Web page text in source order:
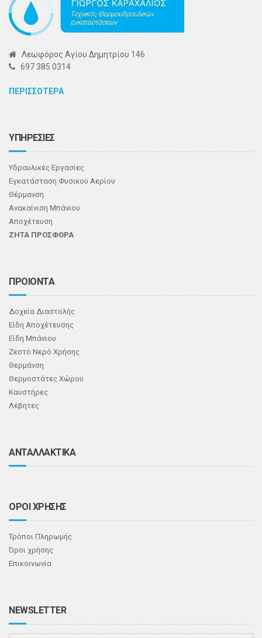
Λεωφόρος Αγίου Δημητρίου 146
697 385 0314
ΠΕΡΙΣΣΟΤΕΡΑ
ΥΠΗΡΕΣΙΕΣ
Υδραυλικές Εργασίες
Εγκατάσταση Φυσικού Αερίου
Θέρμανση
Ανακαίνιση Μπάνιου
Αποχέτευση
ΖΗΤΑ ΠΡΟΣΦΟΡΑ
ΠΡΟΙΟΝΤΑ
Δοχεία Διαστολής
Είδη Αποχέτευσης
Είδη Μπάνιου
Ζεστό Νερό Χρήσης
Θερμάνση
Θερμοστάτες Χώρου
Καυστήρες
Λέβητες
ΑΝΤΑΛΛΑΚΤΙΚΑ
ΟΡΟΙ ΧΡΗΣΗΣ
Τρόποι Πληρωμής
Όροι χρήσης
Επικοινωνία
NEWSLETTER